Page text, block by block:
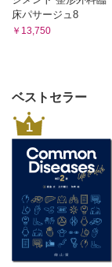
床パサージュ8
￥13,750
ベストセラー
1